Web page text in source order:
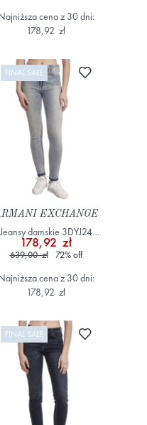
cena z 30 dni:
178,92 zł
ulubionych
FINAL SALE Dodaj do
EXCHANGE
Jeansy damskie 3DYJ24
Y15GZ Niebieski
178,92 zł
639,00 zł 72%off
cena z 30 dni:
178,92 zł
ulubionych
FINAL SALE Dodaj do